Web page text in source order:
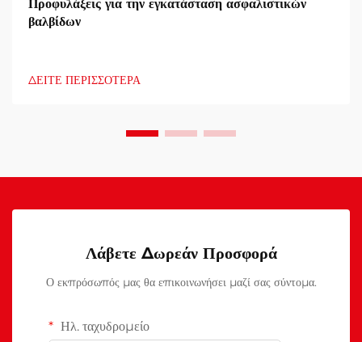
Προφυλάξεις για την εγκατάσταση ασφαλιστικών
βαλβίδων
ΔΕΙΤΕ ΠΕΡΙΣΣΟΤΕΡΑ
Λάβετε Δωρεάν Προσφορά
Ο εκπρόσωπός μας θα επικοινωνήσει μαζί σας σύντομα.
Ηλ. ταχυδρομείο